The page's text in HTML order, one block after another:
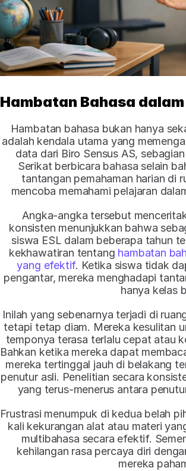
Hambatan Bahasa dalam
Hambatan bahasa bukan hanya
adalah kendala utama yang
data dari Biro Sensus AS,
Serikat berbicara bahasa selain
tantangan pemahaman harian di
mencoba memahami pelajaran
Angka-angka tersebut
konsisten menunjukkan bahwa
siswa ESL dalam beberapa tahun
kekhawatiran tentang hambatan
yang efektif. Ketika siswa tidak
pengantar, mereka menghadapi
hanya kelas
Inilah yang sebenarnya terjadi di
tetapi tetap diam. Mereka kesulitan
temponya terasa terlalu cepat atau
Bahkan ketika mereka dapat
mereka tertinggal jauh di belakang
penutur asli. Penelitian secara
yang terus-menerus antara
Frustrasi menumpuk di kedua belah
kali kekurangan alat atau materi
multibahasa secara efektif.
kehilangan rasa percaya diri
mereka